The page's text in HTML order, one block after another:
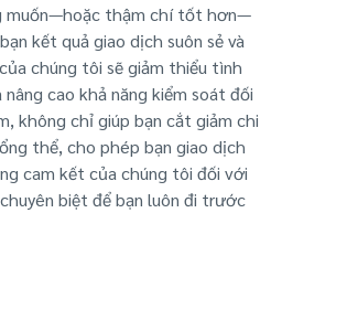
muốn—hoặc thậm chí tốt hơn—
kết quả giao dịch suôn sẻ và
chúng tôi sẽ giảm thiểu tình
cao khả năng kiểm soát đối
không chỉ giúp bạn cắt giảm chi
thể, cho phép bạn giao dịch
cam kết của chúng tôi đối với
biệt để bạn luôn đi trước